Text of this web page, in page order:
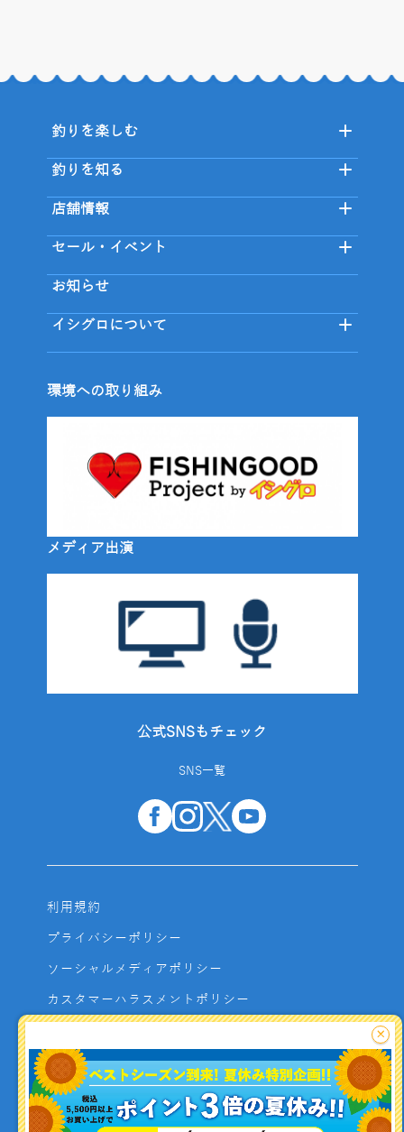
釣りを楽しむ
釣りを知る
店舗情報
セール・イベント
お知らせ
イシグロについて
環境への取り組み
メディア出演
公式SNSもチェック
SNS一覧
利用規約
プライバシーポリシー
ソーシャルメディアポリシー
カスタマーハラスメントポリシー
よくあるご質問
お問い合わせ
利用者資金の保全方法
×